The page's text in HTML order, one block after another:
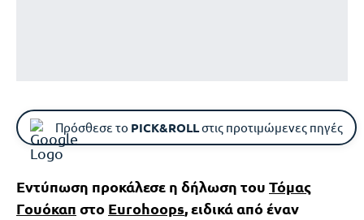
Πρόσθεσε το PICK&ROLLστις προτιμώμενες πηγές
Εντύπωση προκάλεσε η δήλωση του Τόμας
Γουόκαπ στο Eurohoops, ειδικά από έναν